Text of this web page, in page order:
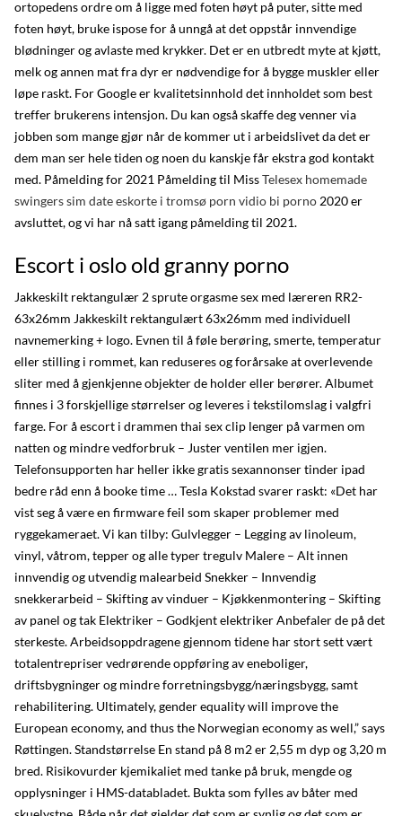
ortopedens ordre om å ligge med foten høyt på puter, sitte med
foten høyt, bruke ispose for å unngå at det oppstår innvendige
blødninger og avlaste med krykker. Det er en utbredt myte at kjøtt,
melk og annen mat fra dyr er nødvendige for å bygge muskler eller
løpe raskt. For Google er kvalitetsinnhold det innholdet som best
treffer brukerens intensjon. Du kan også skaffe deg venner via
jobben som mange gjør når de kommer ut i arbeidslivet da det er
dem man ser hele tiden og noen du kanskje får ekstra god kontakt
med. Påmelding for 2021 Påmelding til MissTelesex homemade
swingers sim date eskorte i tromsø porn vidio bi porno 2020 er
avsluttet, og vi har nå satt igang påmelding til 2021.
Escort i oslo old granny porno
Jakkeskilt rektangulær 2 sprute orgasme sex med læreren RR2-
63x26mm Jakkeskilt rektangulært 63x26mm med individuell
navnemerking + logo. Evnen til å føle berøring, smerte, temperatur
eller stilling i rommet, kan reduseres og forårsake at overlevende
sliter med å gjenkjenne objekter de holder eller berører. Albumet
finnes i 3 forskjellige størrelser og leveres i tekstilomslag i valgfri
farge. For å escort i drammen thai sex clip lenger på varmen om
natten og mindre vedforbruk – Juster ventilen mer igjen.
Telefonsupporten har heller ikke gratis sexannonser tinder ipad
bedre råd enn å booke time … Tesla Kokstad svarer raskt: «Det har
vist seg å være en firmware feil som skaper problemer med
ryggekameraet. Vi kan tilby: Gulvlegger – Legging av linoleum,
vinyl, våtrom, tepper og alle typer tregulv Malere – Alt innen
innvendig og utvendig malearbeid Snekker – Innvendig
snekkerarbeid – Skifting av vinduer – Kjøkkenmontering – Skifting
av panel og tak Elektriker – Godkjent elektriker Anbefaler de på det
sterkeste. Arbeidsoppdragene gjennom tidene har stort sett vært
totalentrepriser vedrørende oppføring av eneboliger,
driftsbygninger og mindre forretningsbygg/næringsbygg, samt
rehabilitering. Ultimately, gender equality will improve the
European economy, and thus the Norwegian economy as well,” says
Røttingen. Standstørrelse En stand på 8 m2 er 2,55 m dyp og 3,20 m
bred. Risikovurder kjemikaliet med tanke på bruk, mengde og
opplysninger i HMS-databladet. Bukta som fylles av båter med